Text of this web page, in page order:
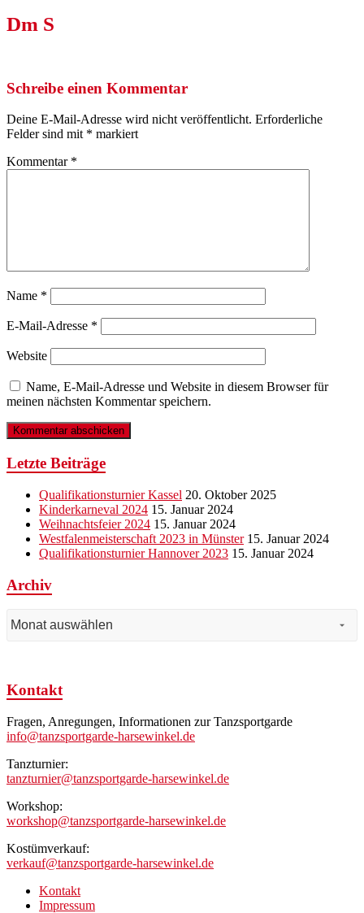
Dm S
Schreibe einen Kommentar
Deine E-Mail-Adresse wird nicht veröffentlicht. Erforderliche
Felder sind mit * markiert
Kommentar *
Name *
E-Mail-Adresse *
Website
Name, E-Mail-Adresse und Website in diesem Browser für
meinen nächsten Kommentar speichern.
Letzte Beiträge
Qualifikationsturnier Kassel 20. Oktober 2025
Kinderkarneval 2024 15. Januar 2024
Weihnachtsfeier 2024 15. Januar 2024
Westfalenmeisterschaft 2023 in Münster 15. Januar 2024
Qualifikationsturnier Hannover 2023 15. Januar 2024
Archiv
Kontakt
Fragen, Anregungen, Informationen zur Tanzsportgarde
info@tanzsportgarde-harsewinkel.de
Tanzturnier:
tanzturnier@tanzsportgarde-harsewinkel.de
Workshop:
workshop@tanzsportgarde-harsewinkel.de
Kostümverkauf:
verkauf@tanzsportgarde-harsewinkel.de
Kontakt
Impressum